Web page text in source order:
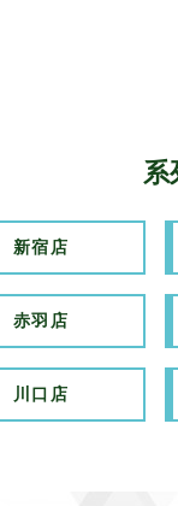
系
新宿店
赤羽店
川口店